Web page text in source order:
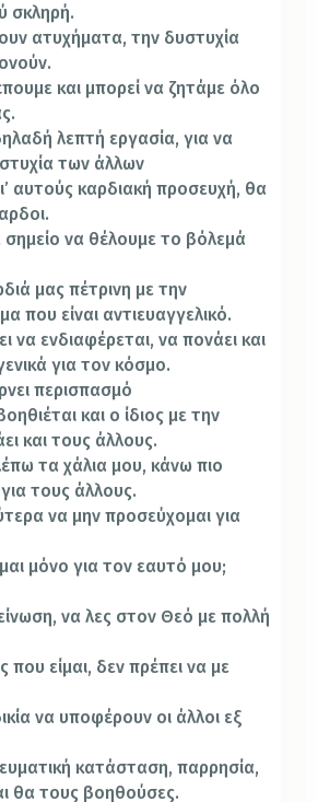
σκληρή.
ατυχήματα, την δυστυχία
και μπορεί να ζητάμε όλο
λεπτή εργασία, για να
των άλλων
αυτούς καρδιακή προσευχή, θα
να θέλουμε το βόλεμά
μας πέτρινη με την
που είναι αντιευαγγελικό.
να ενδιαφέρεται, να πονάει και
για τον κόσμο.
περισπασμό
και ο ίδιος με την
και τους άλλους.
τα χάλια μου, κάνω πιο
τους άλλους.
να μην προσεύχομαι για
μόνο για τον εαυτό μου;
να λες στον Θεό με πολλή
που είμαι, δεν πρέπει να με
να υποφέρουν οι άλλοι εξ
κατάσταση, παρρησία,
θα τους βοηθούσες.